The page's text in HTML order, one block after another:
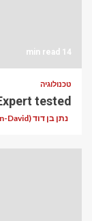
14 min read
טכנולוגיה
tested
נתן בן דוד (Natan Ben-David)